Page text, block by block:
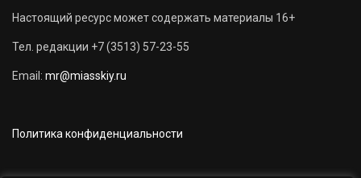
Настоящий ресурс может содержать материалы 16+
Тел. редакции +7 (3513) 57-23-55
Email: mr@miasskiy.ru
Политика конфиденциальности